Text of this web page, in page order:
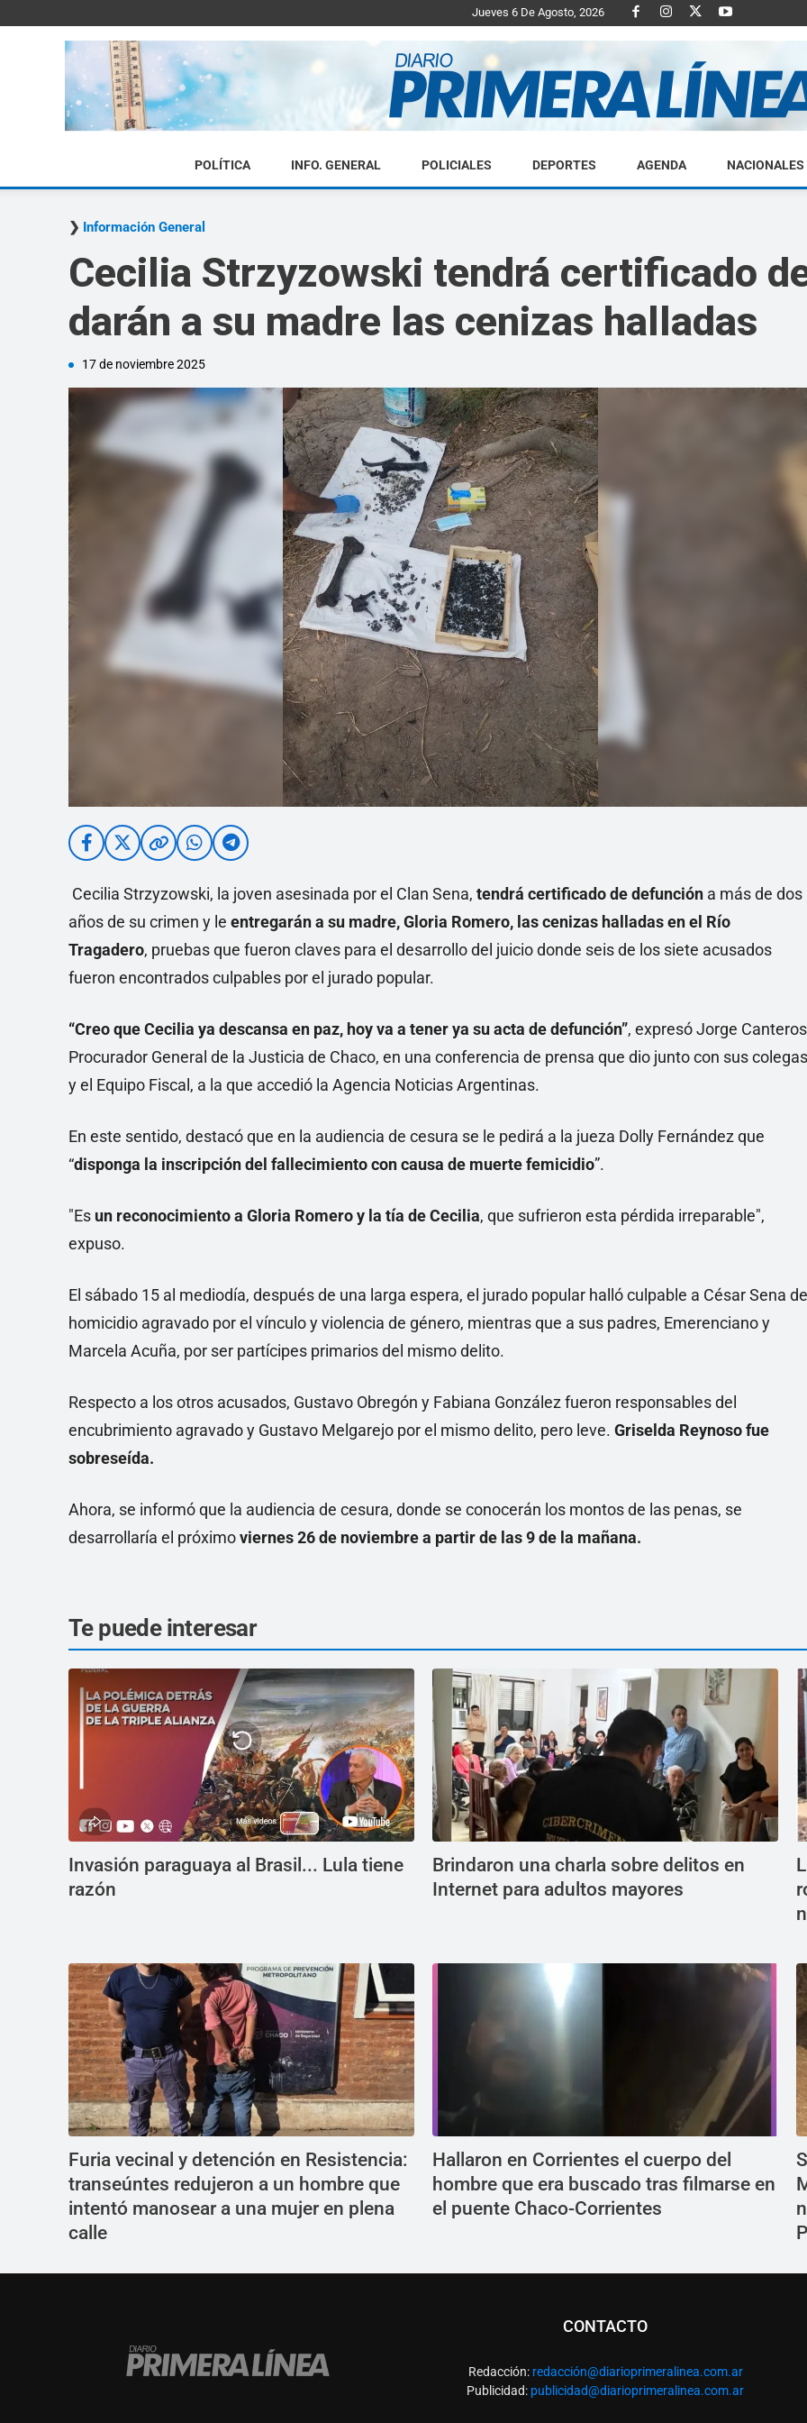
Jueves 6 De Agosto, 2026
Diario
Primera
POLÍTICA INFO. GENERAL POLICIALES DEPORTES AGENDA NACIONALES
Información General
Cecilia Strzyzowski tendrá certificado
darán a su madre las cenizas halladas
17 de noviembre 2025
Cecilia Strzyzowski, la joven asesinada por el Clan Sena, tendrá certificado de defunción a más de dos
años de su crimen y le entregarán a su madre, Gloria Romero, las cenizas halladas en el Río
Tragadero, pruebas que fueron claves para el desarrollo del juicio donde seis de los siete acusados
fueron encontrados culpables por el jurado popular.
“Creo que Cecilia ya descansa en paz, hoy va a tener ya su acta de defunción”, expresó Jorge
Procurador General de la Justicia de Chaco, en una conferencia de prensa que dio junto con sus colegas
y el Equipo Fiscal, a la que accedió la Agencia Noticias Argentinas.
En este sentido, destacó que en la audiencia de cesura se le pedirá a la jueza Dolly Fernández que
“disponga la inscripción del fallecimiento con causa de muerte femicidio”.
"Es un reconocimiento a Gloria Romero y la tía de Cecilia, que sufrieron esta pérdida irreparable",
expuso.
El sábado 15 al mediodía, después de una larga espera, el jurado popular halló culpable a César Sena
homicidio agravado por el vínculo y violencia de género, mientras que a sus padres, Emerenciano y
Marcela Acuña, por ser partícipes primarios del mismo delito.
Respecto a los otros acusados, Gustavo Obregón y Fabiana González fueron responsables del
encubrimiento agravado y Gustavo Melgarejo por el mismo delito, pero leve. Griselda Reynoso fue
sobreseída.
Ahora, se informó que la audiencia de cesura, donde se conocerán los montos de las penas, se
desarrollaría el próximoviernes 26 de noviembre a partir de las 9 de la mañana.
Te puede interesar
Invasión paraguaya al Brasil... Lula tiene
razón
Brindaron una charla sobre delitos en
Internet para adultos mayores
Furia vecinal y detención en Resistencia:
transeúntes redujeron a un hombre que
intentó manosear a una mujer en plena
calle
Hallaron en Corrientes el cuerpo del
hombre que era buscado tras filmarse en
el puente Chaco-Corrientes
CONTACTO
Redacción: redacción@diarioprimeralinea.com.ar
Publicidad: publicidad@diarioprimeralinea.com.ar